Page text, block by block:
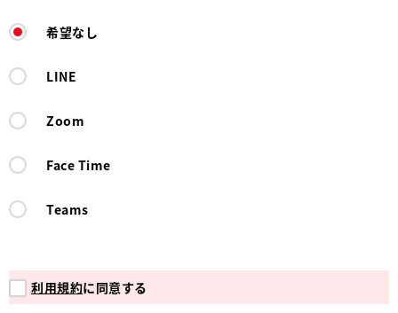
希望なし
LINE
Zoom
Face Time
Teams
利用規約に同意する